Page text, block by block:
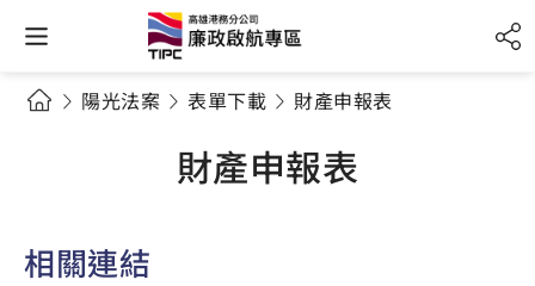
陽光法案 表單下載 財產申報表
財產申報表
相關連結